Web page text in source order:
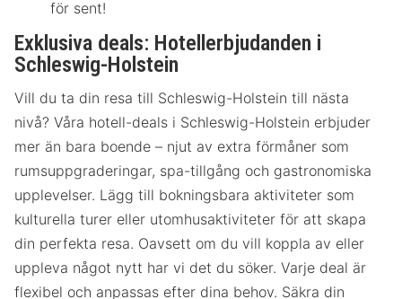
för sent!
Exklusiva deals: Hotellerbjudanden i
Schleswig-Holstein
Vill du ta din resa till Schleswig-Holstein till nästa
nivå? Våra hotell-deals i Schleswig-Holstein erbjuder
mer än bara boende – njut av extra förmåner som
rumsuppgraderingar, spa-tillgång och gastronomiska
upplevelser. Lägg till bokningsbara aktiviteter som
kulturella turer eller utomhusaktiviteter för att skapa
din perfekta resa. Oavsett om du vill koppla av eller
uppleva något nytt har vi det du söker. Varje deal är
flexibel och anpassas efter dina behov. Säkra din